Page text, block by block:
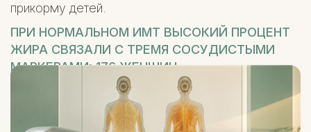
прикорму детей.
ПРИ НОРМАЛЬНОМ ИМТ ВЫСОКИЙ ПРОЦЕНТ
ЖИРА СВЯЗАЛИ С ТРЕМЯ СОСУДИСТЫМИ
МАРКЕРАМИ: 176 ЖЕНЩИН